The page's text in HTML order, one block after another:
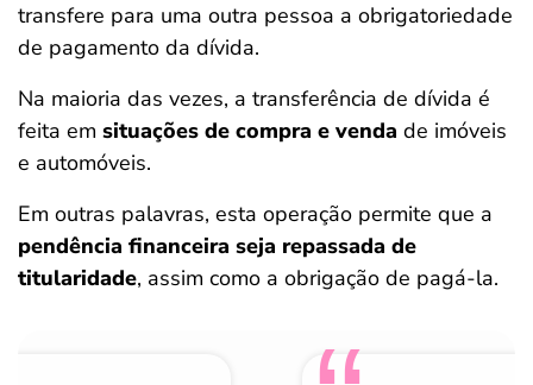
transfere para uma outra pessoa a obrigatoriedade
de pagamento da dívida.
Na maioria das vezes, a transferência de dívida é
feita em situações de compra e venda de imóveis
e automóveis.
Em outras palavras, esta operação permite que a
pendência financeira seja repassada de
titularidade, assim como a obrigação de pagá-la.